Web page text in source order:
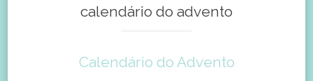
calendário do advento
Calendário do Advento